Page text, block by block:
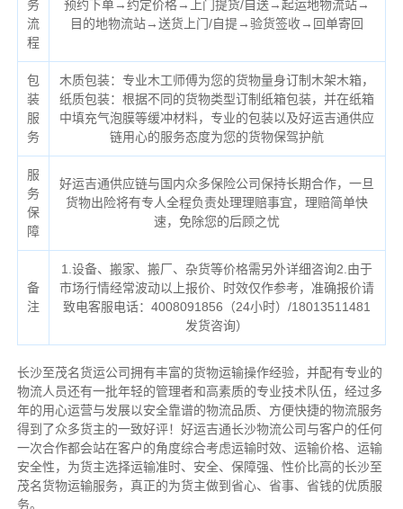
务
流
程
预约下单→约定价格→上门提货/自送→起运地物流站→
目的地物流站→送货上门/自提→验货签收→回单寄回
包
装
服
务
木质包装：专业木工师傅为您的货物量身订制木架木箱，
纸质包装：根据不同的货物类型订制纸箱包装，并在纸箱
中填充气泡膜等缓冲材料，专业的包装以及好运吉通供应
链用心的服务态度为您的货物保驾护航
服
务
保
障
好运吉通供应链与国内众多保险公司保持长期合作，一旦
货物出险将有专人全程负责处理理赔事宜，理赔简单快
速，免除您的后顾之忧
备
注
1.设备、搬家、搬厂、杂货等价格需另外详细咨询2.由于
市场行情经常波动以上报价、时效仅作参考，准确报价请
致电客服电话：4008091856（24小时）/18013511481
发货咨询）
长沙至茂名货运公司拥有丰富的货物运输操作经验，并配有专业的
物流人员还有一批年轻的管理者和高素质的专业技术队伍，经过多
年的用心运营与发展以安全靠谱的物流品质、方便快捷的物流服务
得到了众多货主的一致好评！好运吉通长沙物流公司与客户的任何
一次合作都会站在客户的角度综合考虑运输时效、运输价格、运输
安全性，为货主选择运输准时、安全、保障强、性价比高的长沙至
茂名货物运输服务，真正的为货主做到省心、省事、省钱的优质服
务。